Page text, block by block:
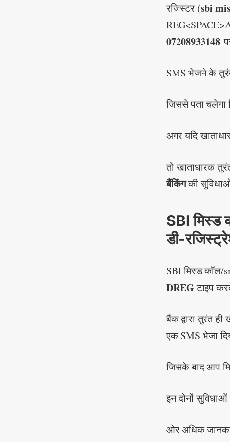
रजिस्टर (sbi
07208933148
SMS भेजने के तुरंत
जिससे पता चलेगा
अगर यदि
तो खाताधारक
बैंकिंगकी
SBI मिस्ड
डी-
SBI मिस्ड कॉल/
DREGटाइप
बैंक द्वारा तुरंत
एक SMS भेजा
जिसके बाद आप
इन दोनों
ओर अधिक